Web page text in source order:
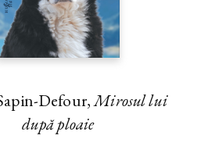
Defour,Mirosul lui
după ploaie